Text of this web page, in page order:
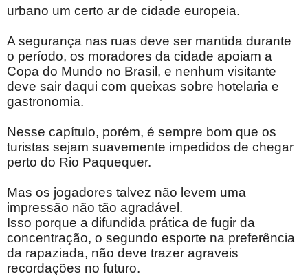
urbano um certo ar de cidade europeia.
A segurança nas ruas deve ser mantida durante
o período, os moradores da cidade apoiam a
Copa do Mundo no Brasil, e nenhum visitante
deve sair daqui com queixas sobre hotelaria e
gastronomia.
Nesse capítulo, porém, é sempre bom que os
turistas sejam suavemente impedidos de chegar
perto do Rio Paquequer.
Mas os jogadores talvez não levem uma
impressão não tão agradável.
Isso porque a difundida prática de fugir da
concentração, o segundo esporte na preferência
da rapaziada, não deve trazer agraveis
recordações no futuro.